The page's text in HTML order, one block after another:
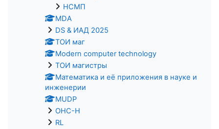
НСМП
MDA
DS & ИАД 2025
ТОИ маг
Modern computer technology
ТОИ магистры
Математика и её приложения в науке и
инженерии
MUDP
ОНС-Н
RL